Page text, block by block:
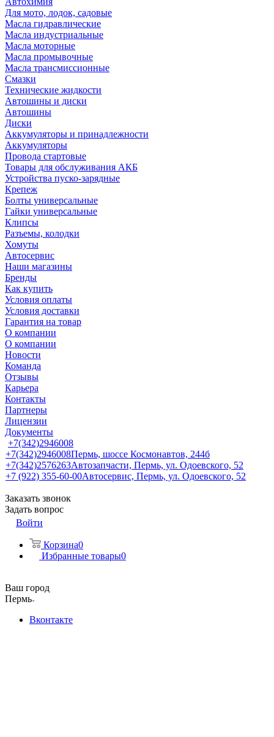
Для мото, лодок, садовые
Масла гидравлические
Масла индустриальные
Масла моторные
Масла промывочные
Масла трансмиссионные
Смазки
Технические жидкости
Автошины и диски
Автошины
Диски
Аккумуляторы и принадлежности
Аккумуляторы
Провода стартовые
Товары для обслуживания АКБ
Устройства пуско-зарядные
Крепеж
Болты универсальные
Гайки универсальные
Клипсы
Разъемы, колодки
Хомуты
Автосервис
Наши магазины
Бренды
Как купить
Условия оплаты
Условия доставки
Гарантия на товар
О компании
О компании
Новости
Команда
Отзывы
Карьера
Контакты
Партнеры
Лицензии
Документы
+7(342)2946008
+7(342)2946008Пермь, шоссе Космонавтов, 244б
+7(342)2576263Автозапчасти, Пермь, ул. Одоевского, 52
+7 (922) 355-60-00Автосервис, Пермь, ул. Одоевского, 52
Заказать звонок
Задать вопрос
Войти
Корзина0
Избранные товары0
Ваш город
Пермь
Вконтакте